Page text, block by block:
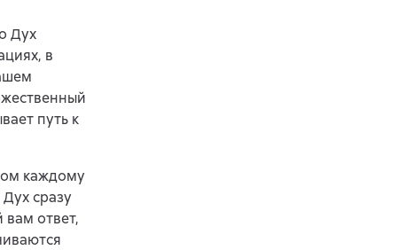
Дух
в
путь к
каждому
сразу
вам ответ,